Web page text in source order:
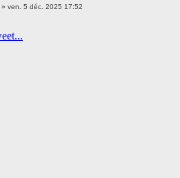
»ven. 5 déc. 2025 17:52